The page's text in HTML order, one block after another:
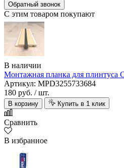
Обратный звонок
С этим товаром покупают
В наличии
Монтажная планка для плинтуса
Артикул: MPD3255733684
180 руб. / шт.
В корзину Купить в 1 клик
Сравнить
В избранное